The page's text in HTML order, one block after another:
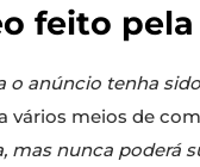
feito
o anúncio tenha
vários meios de
mas nunca poderá